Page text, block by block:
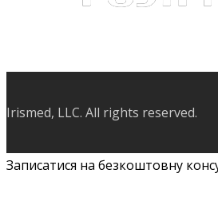
Irismed, LLC. All rights reserved.
Записатися на безкоштовну